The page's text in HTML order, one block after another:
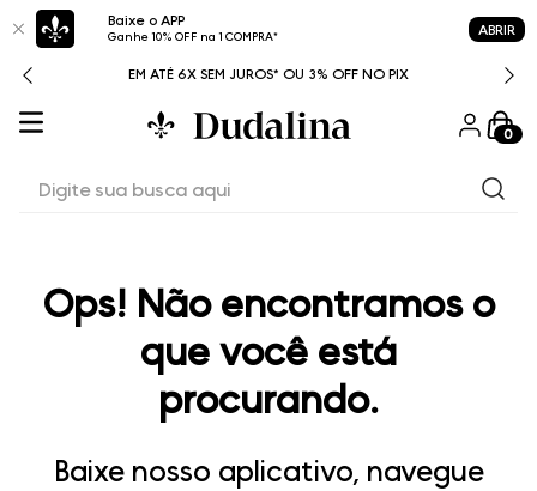
Baixe o APP
Ganhe 10% OFF na 1 COMPRA* ABRIR
EM ATÉ 6X SEM JUROS* OU 3% OFF NO PIX
0
Ops! Não encontramos o
que você está
procurando.
Baixe nosso aplicativo, navegue